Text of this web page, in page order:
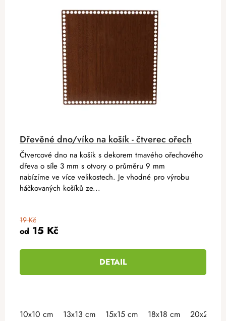
Dřevěné dno/víko na košík - čtverec ořech
od 15 Kč
19 Kč
DETAIL
Čtvercové dno na košík s dekorem tmavého ořechového
dřeva o síle 3 mm s otvory o průměru 9 mm
nabízíme ve více velikostech. Je vhodné pro výrobu
háčkovaných košíků ze...
10x10 cm 13x13 cm 15x15 cm 18x18 cm 20x20 cm